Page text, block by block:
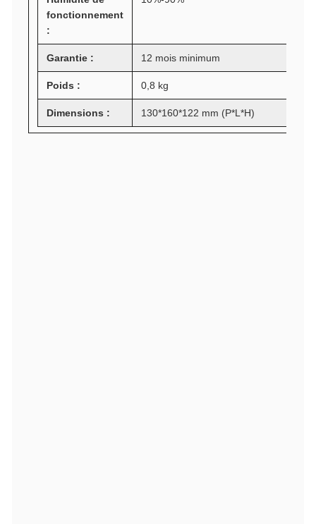
fonctionnement
:
Garantie : 12 mois minimum
Poids : 0,8 kg
Dimensions : 130*160*122 mm (P*L*H)